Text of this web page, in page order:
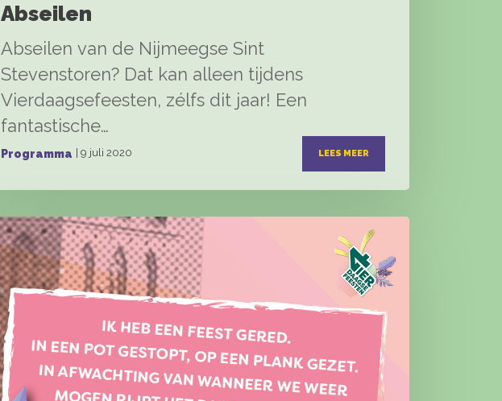
Abseilen
Abseilen van de Nijmeegse Sint
Stevenstoren? Dat kan alleen tijdens
Vierdaagsefeesten, zélfs dit jaar! Een
fantastische…
Programma | 9 juli 2020 LEES MEER